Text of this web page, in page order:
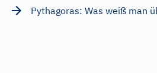
Pythagoras: Was weiß man